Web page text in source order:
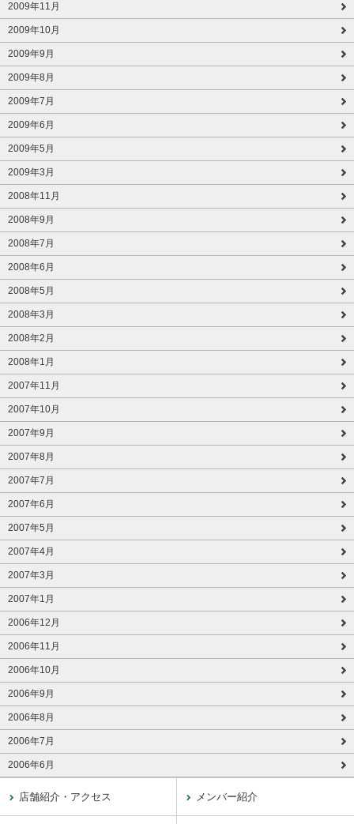
2009年11月
2009年10月
2009年9月
2009年8月
2009年7月
2009年6月
2009年5月
2009年3月
2008年11月
2008年9月
2008年7月
2008年6月
2008年5月
2008年3月
2008年2月
2008年1月
2007年11月
2007年10月
2007年9月
2007年8月
2007年7月
2007年6月
2007年5月
2007年4月
2007年3月
2007年1月
2006年12月
2006年11月
2006年10月
2006年9月
2006年8月
2006年7月
2006年6月
店舗紹介・アクセス メンバー紹介